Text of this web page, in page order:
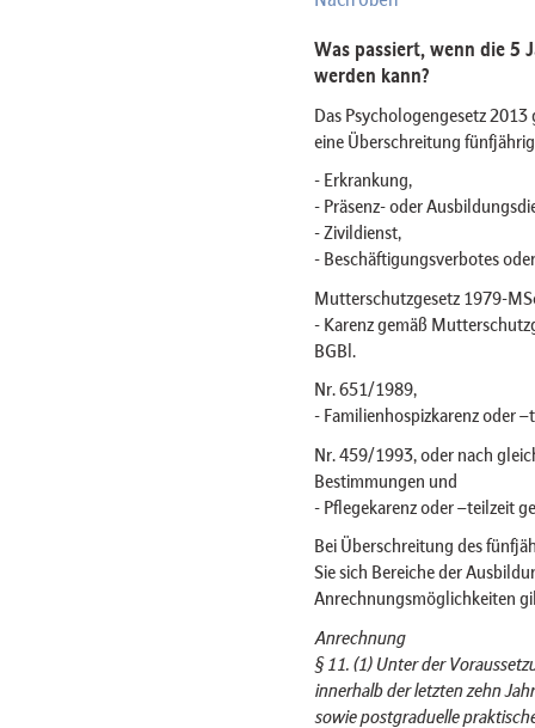
Was passiert, wenn die 5
werden kann?
Das Psychologengesetz
eine Überschreitung
- Erkrankung,
- Präsenz- oder
- Zivildienst,
- Beschäftigungsverbotes
Mutterschutzgesetz 1979-
- Karenz gemäß
BGBl.
Nr. 651/1989,
- Familienhospizkarenz oder
Nr. 459/1993, oder nach
Bestimmungen und
- Pflegekarenz oder –teilzeit
Bei Überschreitung des
Sie sich Bereiche der
Anrechnungsmöglichkeiten
Anrechnung
§ 11. (1) Unter der
innerhalb der letzten zehn
sowie postgraduelle